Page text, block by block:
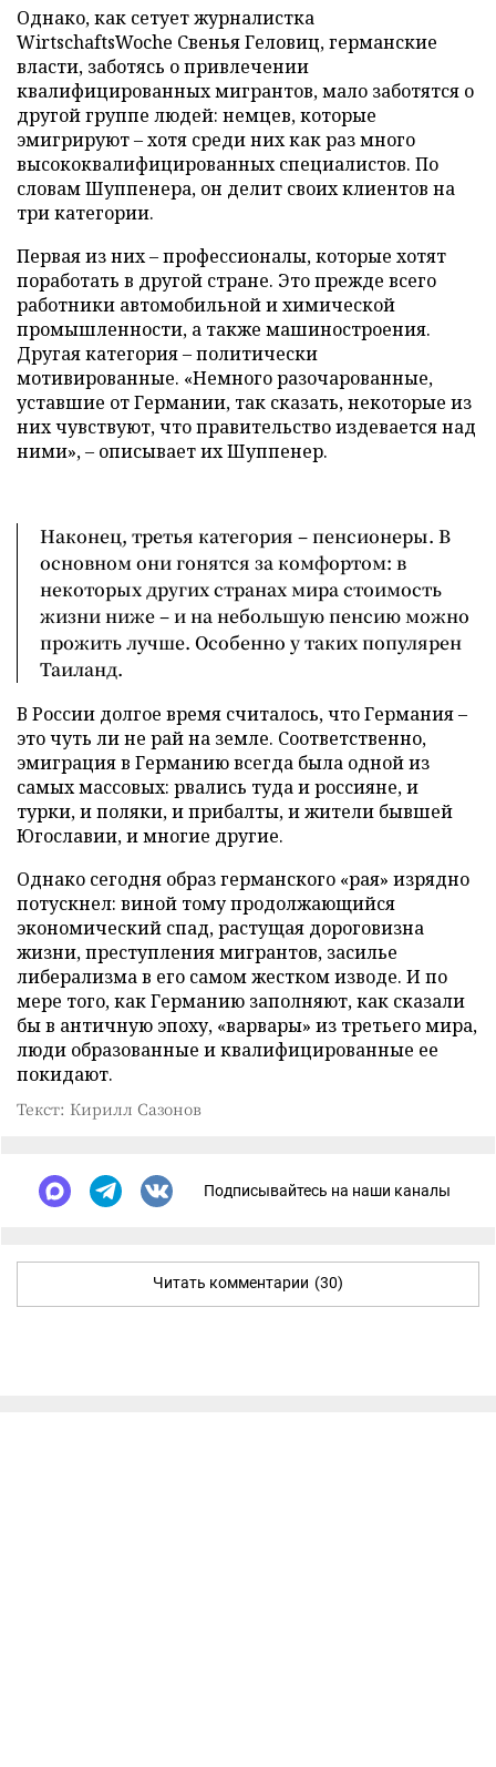
Однако, как сетует журналистка
WirtschaftsWoche Свенья Геловиц, германские
власти, заботясь о привлечении
квалифицированных мигрантов, мало заботятся о
другой группе людей: немцев, которые
эмигрируют – хотя среди них как раз много
высококвалифицированных специалистов. По
словам Шуппенера, он делит своих клиентов на
три категории.
Первая из них – профессионалы, которые хотят
поработать в другой стране. Это прежде всего
работники автомобильной и химической
промышленности, а также машиностроения.
Другая категория – политически
мотивированные. «Немного разочарованные,
уставшие от Германии, так сказать, некоторые из
них чувствуют, что правительство издевается над
ними», – описывает их Шуппенер.
Наконец, третья категория – пенсионеры. В
основном они гонятся за комфортом: в
некоторых других странах мира стоимость
жизни ниже – и на небольшую пенсию можно
прожить лучше. Особенно у таких популярен
Таиланд.
В России долгое время считалось, что Германия –
это чуть ли не рай на земле. Соответственно,
эмиграция в Германию всегда была одной из
самых массовых: рвались туда и россияне, и
турки, и поляки, и прибалты, и жители бывшей
Югославии, и многие другие.
Однако сегодня образ германского «рая» изрядно
потускнел: виной тому продолжающийся
экономический спад, растущая дороговизна
жизни, преступления мигрантов, засилье
либерализма в его самом жестком изводе. И по
мере того, как Германию заполняют, как сказали
бы в античную эпоху, «варвары» из третьего мира,
люди образованные и квалифицированные ее
покидают.
Текст: Кирилл Сазонов
Подписывайтесь на наши каналы
Читать комментарии (30)